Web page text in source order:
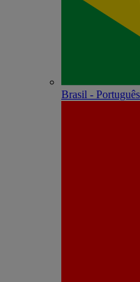
Brasil - Português